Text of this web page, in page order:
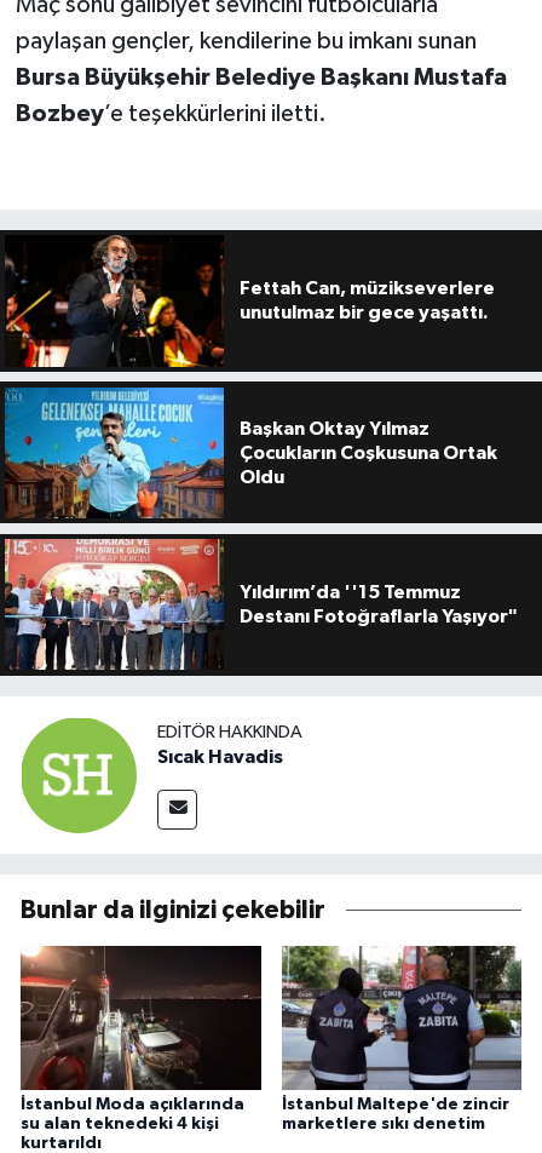
Maç sonu galibiyet sevincini futbolcularla
paylaşan gençler, kendilerine bu imkanı sunan
Bursa Büyükşehir Belediye Başkanı Mustafa
Bozbey’e teşekkürlerini iletti.
Fettah Can, müzikseverlere
unutulmaz bir gece yaşattı.
Başkan Oktay Yılmaz
Çocukların Coşkusuna Ortak
Oldu
Yıldırım’da ''15 Temmuz
Destanı Fotoğraflarla Yaşıyor"
EDITÖR HAKKINDA
Sıcak Havadis
Bunlar da ilginizi çekebilir
İstanbul Moda açıklarında
su alan teknedeki 4 kişi
kurtarıldı
İstanbul Maltepe'de zincir
marketlere sıkı denetim